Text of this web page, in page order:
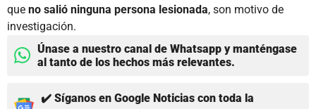
que no salió ninguna persona lesionada, son motivo de
investigación.
Únase a nuestro canal de Whatsapp y manténgase
al tanto de los hechos más relevantes.
✔️ Síganos en Google Noticias con toda la